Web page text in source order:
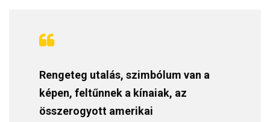
Rengeteg utalás, szimbólum van a
képen, feltűnnek a kínaiak, az
összerogyott amerikai